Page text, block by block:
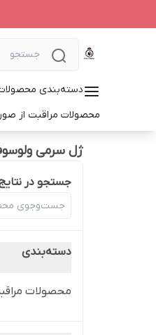
دسته‌بندی
محصولات مراقبت از
ژل سرمی
جستجو در
دسته‌بندی
محصولات